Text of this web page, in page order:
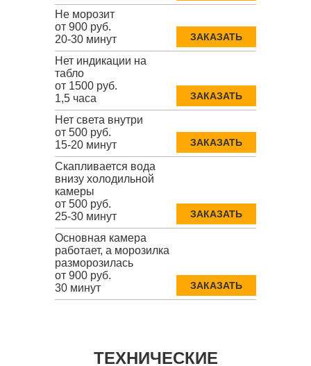
Не морозит
от 900 руб.
20-30 минут
ЗАКАЗАТЬ
Нет индикации на
табло
от 1500 руб.
1,5 часа
ЗАКАЗАТЬ
Нет света внутри
от 500 руб.
15-20 минут
ЗАКАЗАТЬ
Скапливается вода
внизу холодильной
камеры
от 500 руб.
25-30 минут
ЗАКАЗАТЬ
Основная камера
работает, а морозилка
разморозилась
от 900 руб.
30 минут
ЗАКАЗАТЬ
ТЕХНИЧЕСКИЕ